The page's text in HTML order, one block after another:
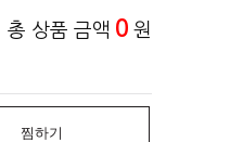
총 상품 금액 0 원
찜하기